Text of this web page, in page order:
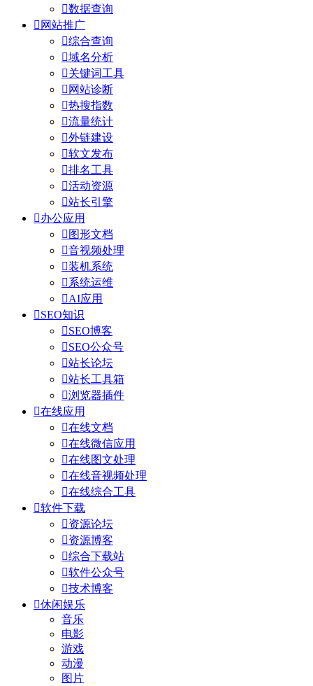
数据查询
 网站推广
综合查询
域名分析
关键词工具
 网站诊断
热搜指数
流量统计
外链建设
软文发布
排名工具
活动资源
站长引擎
办公应用
 图形文档
音视频处理
装机系统
系统运维
AI应用
SEO知识
SEO博客
SEO公众号
站长论坛
站长工具箱
浏览器插件
在线应用
在线文档
在线微信应用
在线图文处理
在线音视频处理
在线综合工具
软件下载
资源论坛
资源博客
综合下载站
软件公众号
技术博客
休闲娱乐
音乐
电影
游戏
动漫
图片